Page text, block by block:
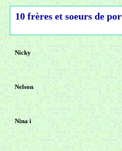
10 frères et soeurs de
Nicky
Nelson
Nina i